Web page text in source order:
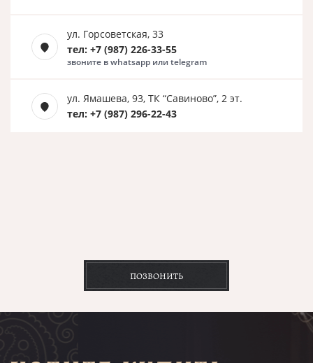
ул. Горсоветская, 33
тел: +7 (987) 226-33-55
звоните в whatsapp или telegram
ул. Ямашева, 93, ТК “Савиново”, 2 эт.
тел: +7 (987) 296-22-43
ПОЗВОНИТЬ